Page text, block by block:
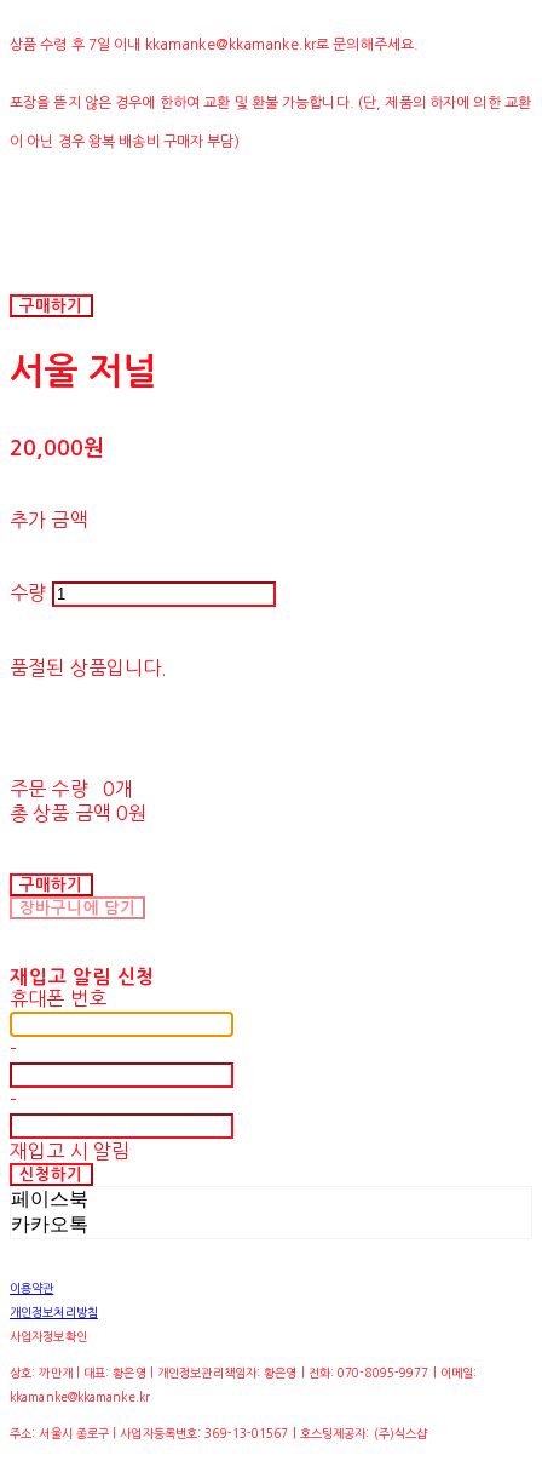
상품 수령 후 7일 이내 kkamanke@kkamanke.kr로 문의해주세요.
포장을 뜯지 않은 경우에 한하여 교환 및 환불 가능합니다. (단, 제품의 하자에 의한 교환
이 아닌 경우 왕복 배송비 구매자 부담)
구매하기
서울 저널
20,000원
추가 금액
수량
품절된 상품입니다.
주문 수량
0개
총 상품 금액 0원
구매하기
장바구니에 담기
재입고 알림 신청
휴대폰 번호
-
-
재입고 시 알림
신청하기
페이스북
카카오톡
이용약관
개인정보처리방침
사업자정보확인
상호: 까만개 | 대표: 황은영 | 개인정보관리책임자: 황은영 | 전화: 070-8095-9977 | 이메일:
kkamanke@kkamanke.kr
주소: 서울시 종로구 | 사업자등록번호:369-13-01567 | 호스팅제공자: (주)식스샵